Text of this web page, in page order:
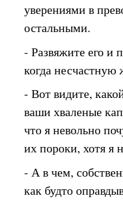
уверениями в
остальными.
- Развяжите его и
когда несчастную
- Вот видите,
ваши хваленые
что я невольно
их пороки, хотя я
- А в чем,
как будто